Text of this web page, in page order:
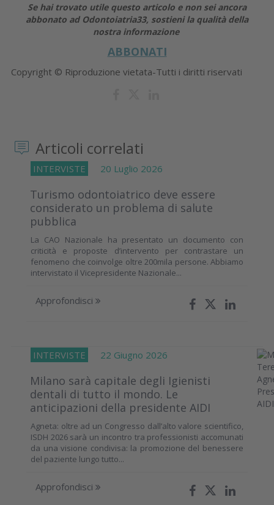
Se hai trovato utile questo articolo e non sei ancora
abbonato ad Odontoiatria33, sostieni la qualità della
nostra informazione
ABBONATI
Copyright © Riproduzione vietata-Tutti i diritti riservati
Articoli correlati
INTERVISTE 20 Luglio 2026
Turismo odontoiatrico deve essere
considerato un problema di salute
pubblica
La CAO Nazionale ha presentato un documento con
criticità e proposte d’intervento per contrastare un
fenomeno che coinvolge oltre 200mila persone. Abbiamo
intervistato il Vicepresidente Nazionale...
Approfondisci
INTERVISTE 22 Giugno 2026
Milano sarà capitale degli Igienisti
dentali di tutto il mondo. Le
anticipazioni della presidente AIDI
Agneta: oltre ad un Congresso dall’alto valore scientifico,
ISDH 2026 sarà un incontro tra professionisti accomunati
da una visione condivisa: la promozione del benessere
del paziente lungo tutto...
Approfondisci